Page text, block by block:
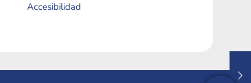
Accesibilidad